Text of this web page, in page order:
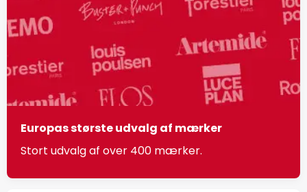
Europas største udvalg af mærker
Stort udvalg af over 400 mærker.